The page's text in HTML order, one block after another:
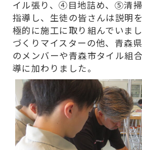
イル張り、④目地詰め、⑤清
指導し、生徒の皆さんは説明
極的に施工に取り組んでいま
づくりマイスターの他、青森
のメンバーや青森市タイル組
導に加わりました。